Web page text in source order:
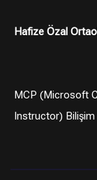
Hafize Özal
MCP (Microsoft
Instructor) Bilişim